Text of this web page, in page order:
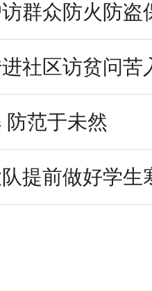
群众防火防盗
社区访贫问苦
防范于未然
提前做好学生